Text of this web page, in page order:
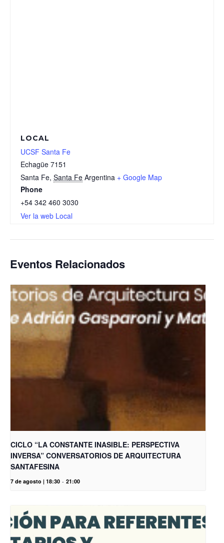
LOCAL
UCSF Santa Fe
Echagüe 7151
Santa Fe, Santa Fe Argentina + Google Map
Phone
+54 342 460 3030
Ver la web Local
Eventos Relacionados
CICLO “LA CONSTANTE INASIBLE: PERSPECTIVA
INVERSA” CONVERSATORIOS DE ARQUITECTURA
SANTAFESINA
7 de agosto | 18:30 - 21:00